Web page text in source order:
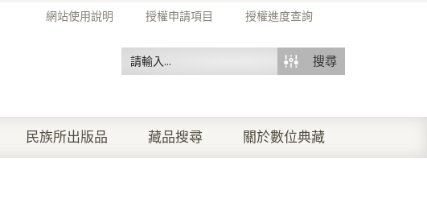
網站使用說明 授權申請項目 授權進度查詢
搜尋
民族所出版品 藏品搜尋 關於數位典藏